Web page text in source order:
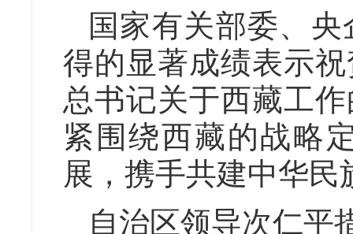
国家有关部委、
得的显著成绩表示
总书记关于西藏工
紧围绕西藏的战略
展，携手共建中华
自治区领导次仁平